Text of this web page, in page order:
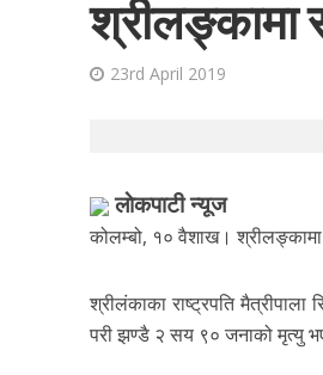
23rd April 2019
लाेकपाटी न्यूज
कोलम्बो, १० वैशाख।
श्रीलंकाका राष्ट्रपति
परी झण्डै २ सय ९० जनाको मृत्यु